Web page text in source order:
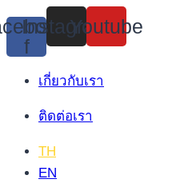
Skip
to
content
f
Instagram
Youtube
เกี่ยวกับเรา
ติดต่อเรา
TH
EN